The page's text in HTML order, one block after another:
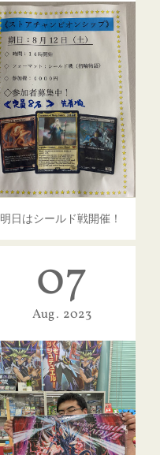
明日はシールド戦開催！
07
Aug 2023